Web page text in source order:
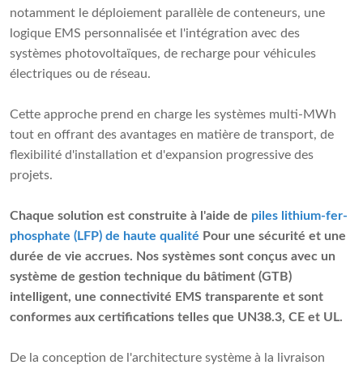
notamment le déploiement parallèle de conteneurs, une
logique EMS personnalisée et l'intégration avec des
systèmes photovoltaïques, de recharge pour véhicules
électriques ou de réseau.
Cette approche prend en charge les systèmes multi-MWh
tout en offrant des avantages en matière de transport, de
flexibilité d'installation et d'expansion progressive des
projets.
Chaque solution est construite à l'aide de piles lithium-fer-
phosphate (LFP) de haute qualité Pour une sécurité et une
durée de vie accrues. Nos systèmes sont conçus avec un
système de gestion technique du bâtiment (GTB)
intelligent, une connectivité EMS transparente et sont
conformes aux certifications telles que UN38.3, CE et UL.
De la conception de l'architecture système à la livraison